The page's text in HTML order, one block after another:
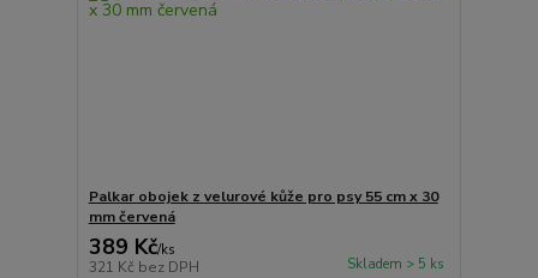
Palkar obojek z velurové kůže pro psy 55 cm x 30
mm červená
389 Kč/ks
321 Kč bez DPH Skladem > 5 ks